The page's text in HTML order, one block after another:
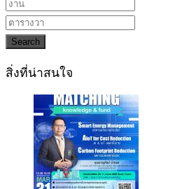
Search
สิ่งที่น่าสนใจ